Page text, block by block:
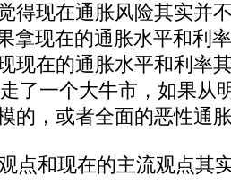
得现在通胀风险其实并
拿现在的通胀水平和利
现在的通胀水平和利率
了一个大牛市，如果从
的，或者全面的恶性通
点和现在的主流观点其